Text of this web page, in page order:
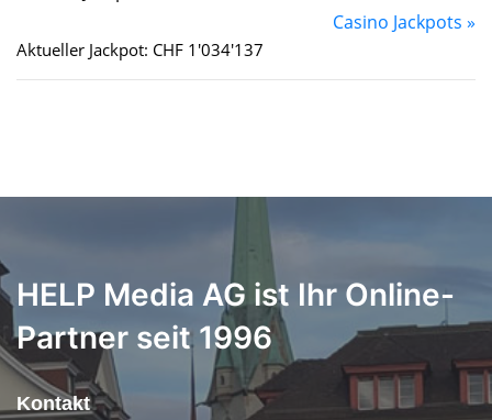
Casino Jackpots »
Aktueller Jackpot: CHF 1'034'137
HELP Media AG ist Ihr Online-
Partner seit 1996
Kontakt